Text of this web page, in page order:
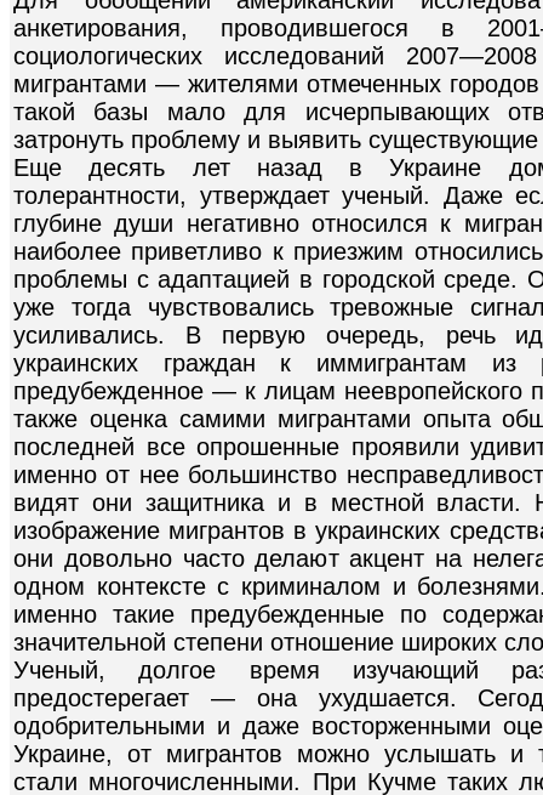
анкетирования, проводившегося в
социологических исследований
мигрантами — жителями отмеченных
такой базы мало для исчерпывающих
затронуть проблему и выявить
Еще десять лет назад в Украине
толерантности, утверждает ученый. Даже
глубине души негативно относился к
наиболее приветливо к приезжим
проблемы с адаптацией в городской среде.
уже тогда чувствовались тревожные
усиливались. В первую очередь, речь
украинских граждан к иммигрантам из
предубежденное — к лицам неевропейского
также оценка самими мигрантами опыта
последней все опрошенные проявили
именно от нее большинство
видят они защитника и в местной власти.
изображение мигрантов в украинских
они довольно часто делают акцент на
одном контексте с криминалом и
именно такие предубежденные по
значительной степени отношение широких
Ученый, долгое время изучающий
предостерегает — она ухудшается.
одобрительными и даже восторженными
Украине, от мигрантов можно услышать и
стали многочисленными. При Кучме таких